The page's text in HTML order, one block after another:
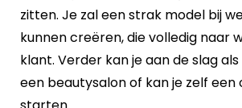
zitten. Je zal een strak model bij
kunnen creëren, die volledig naar
klant. Verder kan je aan de slag
een beautysalon of kan je zelf een